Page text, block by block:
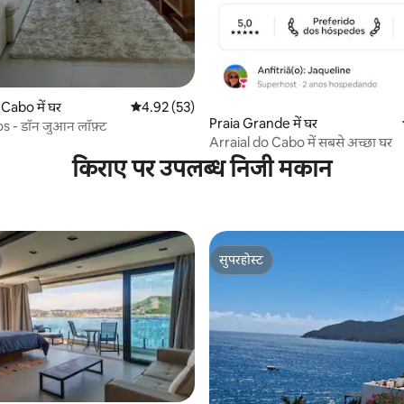
में घर औसत रेटिंग 5 में से 4.92, 53 समीक्षाएँ
4.92 (53)
- डॉन जुआन लॉफ़्ट
Praia Grande में घर
Arraial do Cabo में सबसे अच्छा घर
किराए पर उपलब्ध निजी मकान
सुपरहोस्ट
सुपरहोस्ट